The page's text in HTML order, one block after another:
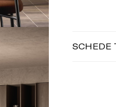
SCHEDE